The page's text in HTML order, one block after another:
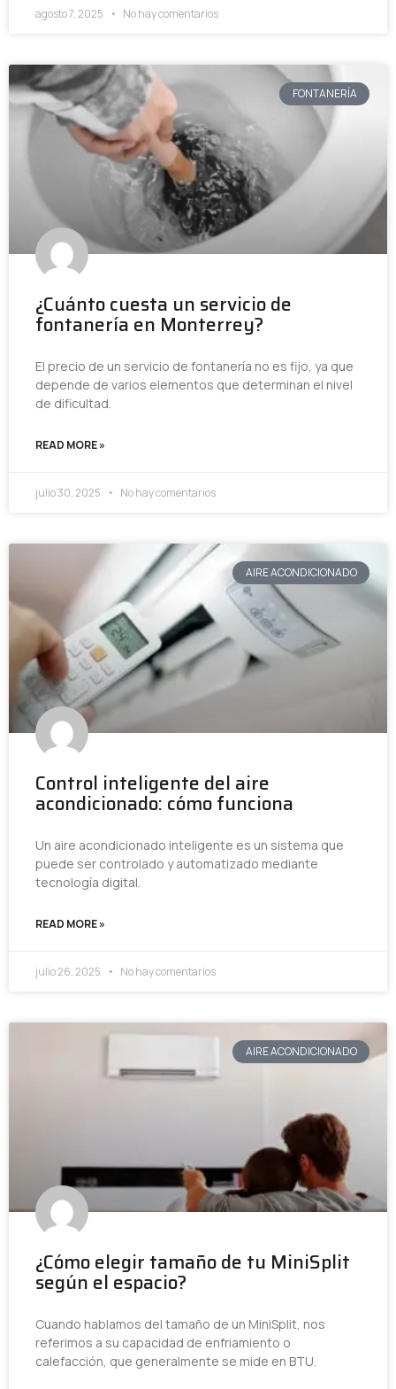
agosto 7, 2025 No hay comentarios
FONTANERÍA
¿Cuánto cuesta un servicio de
fontanería en Monterrey?
El precio de un servicio de fontanería no es fijo, ya que
depende de varios elementos que determinan el nivel
de dificultad.
READ MORE »
julio 30, 2025 No hay comentarios
AIRE ACONDICIONADO
Control inteligente del aire
acondicionado: cómo funciona
Un aire acondicionado inteligente es un sistema que
puede ser controlado y automatizado mediante
tecnología digital.
READ MORE »
julio 26, 2025 No hay comentarios
AIRE ACONDICIONADO
¿Cómo elegir tamaño de tu MiniSplit
según el espacio?
Cuando hablamos del tamaño de un MiniSplit, nos
referimos a su capacidad de enfriamiento o
calefacción, que generalmente se mide en BTU.